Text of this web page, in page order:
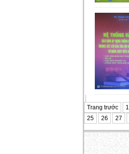
Trang trước 1
25
26 27